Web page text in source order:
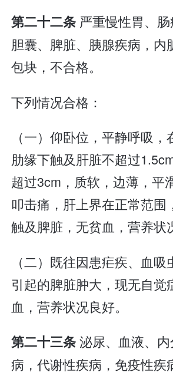
第二十二条 严重慢性胃、肠
胆囊、脾脏、胰腺疾病，内
包块，不合格。
下列情况合格：
（一）仰卧位，平静呼吸
肋缘下触及肝脏不超过
超过3cm，质软，边薄，平
叩击痛，肝上界在正常范围
触及脾脏，无贫血，营养状
（二）既往因患疟疾、血
引起的脾脏肿大，现无自觉
血，营养状况良好。
第二十三条泌尿、血液、
病，代谢性疾病，免疫性疾